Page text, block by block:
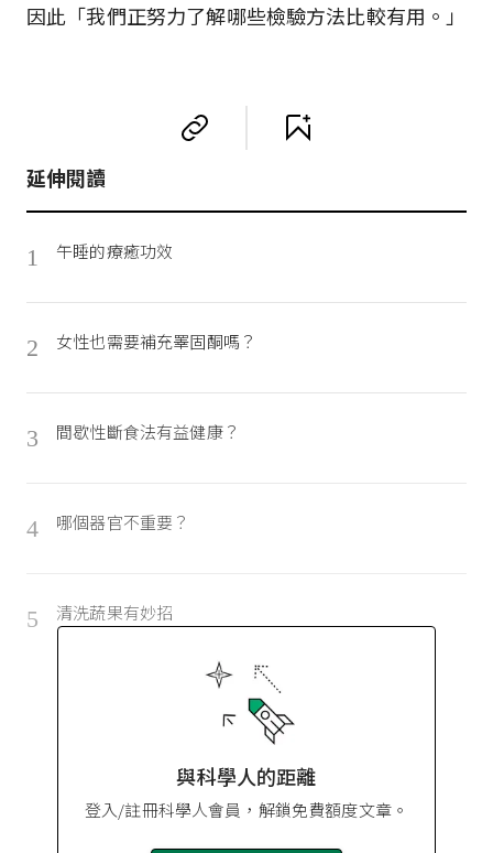
因此「我們正努力了解哪些檢驗方法比較有用。」
延伸閱讀
1 午睡的療癒功效
2 女性也需要補充睪固酮嗎？
3 間歇性斷食法有益健康？
4 哪個器官不重要？
5 清洗蔬果有妙招
與科學人的距離
登入/註冊科學人會員，解鎖免費額度文章。